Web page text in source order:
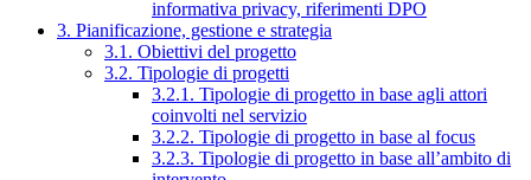
informativa privacy, riferimenti DPO
3. Pianificazione, gestione e strategia
3.1. Obiettivi del progetto
3.2. Tipologie di progetti
3.2.1. Tipologie di progetto in base agli attori
coinvolti nel servizio
3.2.2. Tipologie di progetto in base al focus
3.2.3. Tipologie di progetto in base all’ambito di